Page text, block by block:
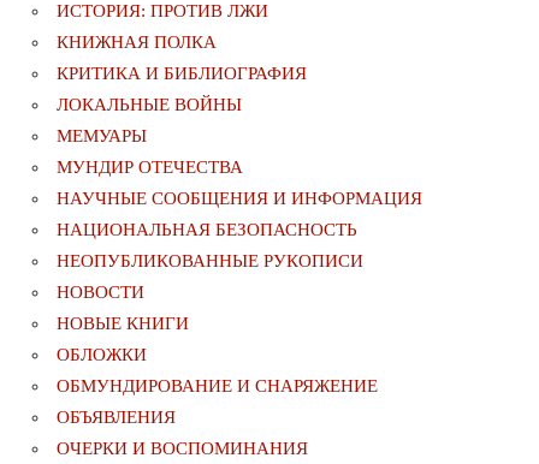
ИСТОРИЯ: ПРОТИВ ЛЖИ
КНИЖНАЯ ПОЛКА
КРИТИКА И БИБЛИОГРАФИЯ
ЛОКАЛЬНЫЕ ВОЙНЫ
МЕМУАРЫ
МУНДИР ОТЕЧЕСТВА
НАУЧНЫЕ СООБЩЕНИЯ И ИНФОРМАЦИЯ
НАЦИОНАЛЬНАЯ БЕЗОПАСНОСТЬ
НЕОПУБЛИКОВАННЫЕ РУКОПИСИ
НОВОСТИ
НОВЫЕ КНИГИ
ОБЛОЖКИ
ОБМУНДИРОВАНИЕ И СНАРЯЖЕНИЕ
ОБЪЯВЛЕНИЯ
ОЧЕРКИ И ВОСПОМИНАНИЯ